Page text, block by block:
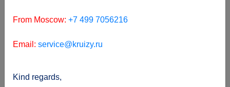
From Moscow: +7 499 7056216
Email: service@kruizy.ru
Kind regards,